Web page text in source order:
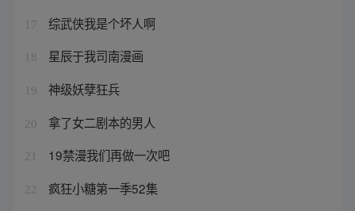
17 综武侠我是个坏人啊
18 星辰于我司南漫画
19 神级妖孽狂兵
20 拿了女二剧本的男人
21 19禁漫我们再做一次吧
22 疯狂小糖第一季52集